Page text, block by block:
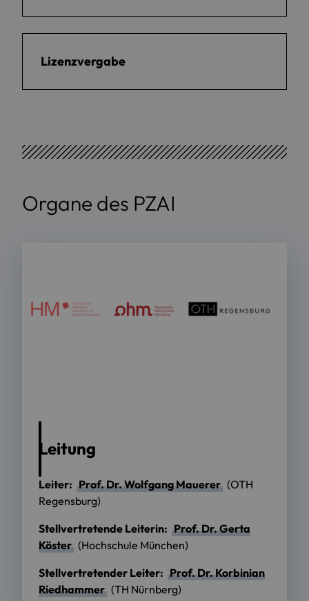
Lizenzvergabe
Organe des PZAI
Leitung
Leiter: Prof. Dr. Wolfgang Mauerer (OTH
Regensburg)
Stellvertretende Leiterin: Prof. Dr. Gerta
Köster (Hochschule München)
Stellvertretender Leiter: Prof. Dr. Korbinian
Riedhammer (TH Nürnberg)